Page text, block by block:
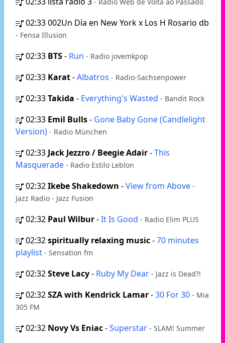
02:33002Un Día en New York x Los H Rosario db
- Fensa Illusion
02:33 BTS- Run - Radio jovemkpop
02:33 Karat-Albatros - Radio-Sachsenpower
02:33Takida - Everything's Wasted - Bandit Rock
02:33 Emil Bulls- Gone Baby Gone (Candlelight
Version) - Radio München
02:33 Jack Jezzro / Beegie Adair-This
Masquerade - Radio Estilo Leblon
02:32Ikebe Shakedown -View from Above -
Jazz Radio - Jazz Fusion
02:32 Paul Wilbur-It Is Good - Radio Elim PLUS
02:32spiritually relaxing music-70 minutes
playlist - Sensation fm
02:32Steve Lacy- Ruby My Dear - Jazz is Dead?!
02:32SZA with Kendrick Lamar-30 For 30 - Mia
305 FM
02:32 Novy Vs Eniac-Superstar - SLAM! Summer